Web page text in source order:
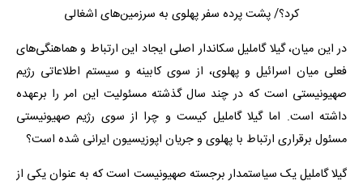
در این میان، گیلا گاملیل سکاندار اصلی ایجاد این ارتباط و هماهنگی‌های
فعلی میان اسرائیل و پهلوی، از سوی کابینه و سیستم اطلاعاتی رژیم
صهیونیستی است که در چند سال گذشته مسئولیت این امر را برعهده
داشته است. اما گیلا گاملیل کیست و چرا از سوی رژیم صهیونیستی
مسئول برقراری ارتباط با پهلوی و جریان اپوزیسیون ایرانی شده است؟
گیلا گاملیل یک سیاستمدار برجسته صهیونیست است که به عنوان یکی از